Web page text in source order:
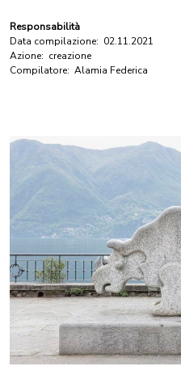
Responsabilità
Data compilazione: 02.11.2021
Azione: creazione
Compilatore: Alamia Federica